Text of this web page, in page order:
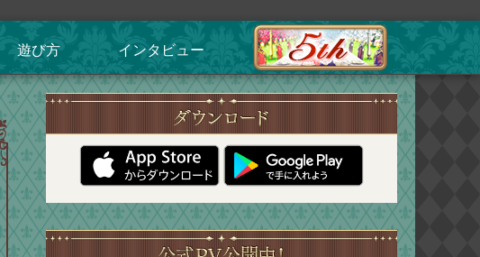
遊び方 インタビュー